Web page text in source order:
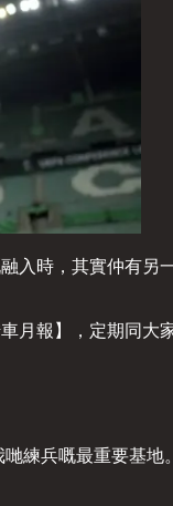
入時，其實仲有
月報】，定期同
練兵嘅最重要基